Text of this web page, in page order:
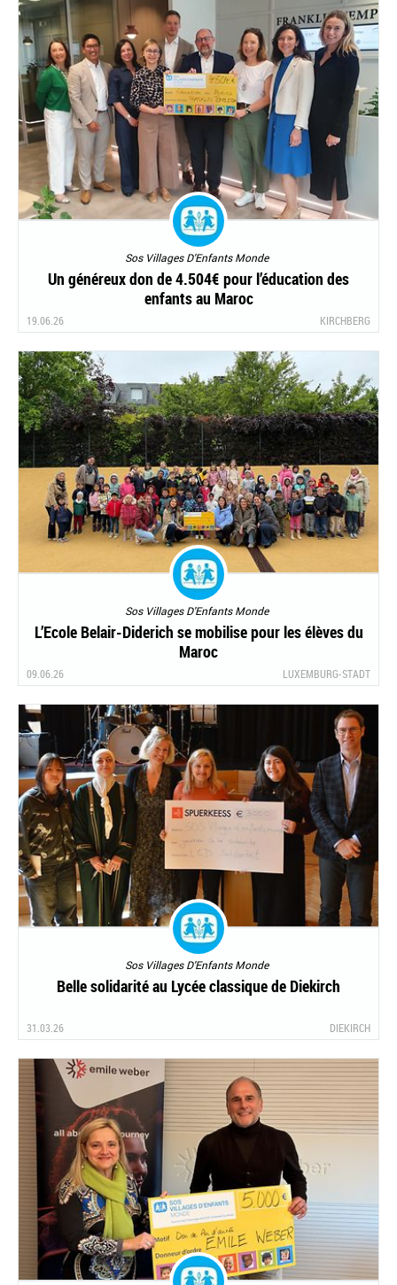
Sos Villages D'Enfants Monde
Un généreux don de 4.504€ pour l’éducation des
enfants au Maroc
19.06.26 KIRCHBERG
Sos Villages D'Enfants Monde
L’Ecole Belair-Diderich se mobilise pour les élèves du
Maroc
09.06.26 LUXEMBURG-STADT
Sos Villages D'Enfants Monde
Belle solidarité au Lycée classique de Diekirch
31.03.26 DIEKIRCH